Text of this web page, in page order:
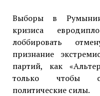
Выборы в Румынии
кризиса
лоббировать
признание
партий, как
только чтобы
политические силы.